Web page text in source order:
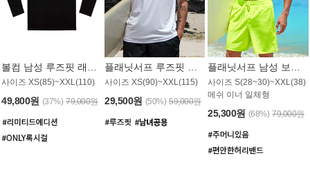
사이즈 XS(85)~XXL(110)
49,800원 (37%) 79,000원
사이즈 XS(90)~XXL(115)
29,500원 (50%) 59,000원
사이즈 S(28~30)~XXL(38)
메쉬 이너 일체형
25,300원 (68%) 79,000원